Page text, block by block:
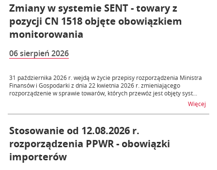
Zmiany w systemie SENT - towary z
pozycji CN 1518 objęte obowiązkiem
monitorowania
06 sierpień 2026
31 października 2026 r. wejdą w życie przepisy rozporządzenia Ministra
Finansów i Gospodarki z dnia 22 kwietnia 2026 r. zmieniającego
rozporządzenie w sprawie towarów, których przewóz jest objęty syst...
Więcej
Stosowanie od 12.08.2026 r.
rozporządzenia PPWR - obowiązki
importerów